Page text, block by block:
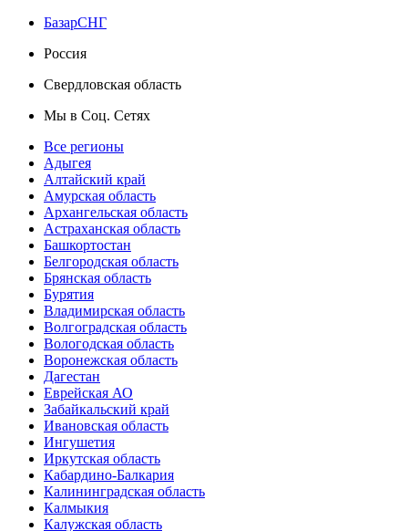
БазарСНГ
Россия
Свердловская область
Мы в Соц. Сетях
Все регионы
Адыгея
Алтайский край
Амурская область
Архангельская область
Астраханская область
Башкортостан
Белгородская область
Брянская область
Бурятия
Владимирская область
Волгоградская область
Вологодская область
Воронежская область
Дагестан
Еврейская АО
Забайкальский край
Ивановская область
Ингушетия
Иркутская область
Кабардино-Балкария
Калининградская область
Калмыкия
Калужская область